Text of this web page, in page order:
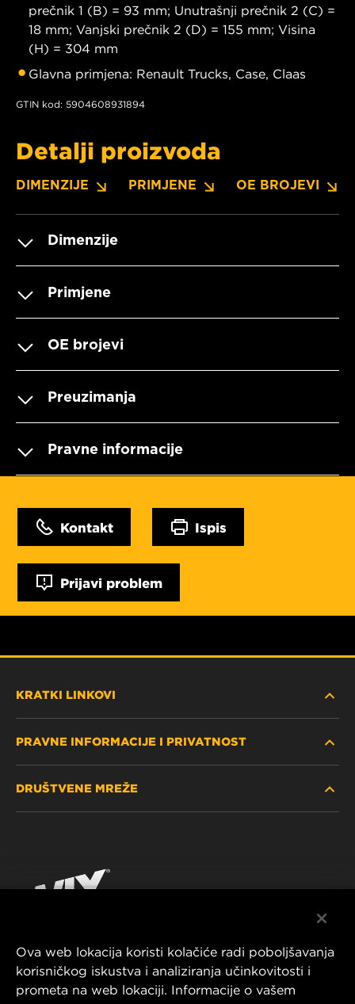
prečnik 1 (B) = 93 mm; Unutrašnji prečnik 2 (C) =
18 mm; Vanjski prečnik 2 (D) = 155 mm; Visina
(H) = 304 mm
Glavna primjena: Renault Trucks, Case, Claas
GTIN kod: 5904608931894
Detalji proizvoda
DIMENZIJE PRIMJENE OE BROJEVI
Dimenzije
Primjene
OE brojevi
Preuzimanja
Pravne informacije
Kontakt Ispis
Prijavi problem
KRATKI LINKOVI
GDJE KUPITI
KONTAKTIRAJTE NAS
PRAVNE INFORMACIJE I PRIVATNOST
IMPRESSUM
DRUŠTVENE MREŽE
YouTube
MANN+HUMMEL FT Poland
ul. Wrocławska 145,
Ova web lokacija koristi kolačiće radi poboljšavanja
korisničkog iskustva i analiziranja učinkovitosti i
prometa na web lokaciji. Informacije o vašem